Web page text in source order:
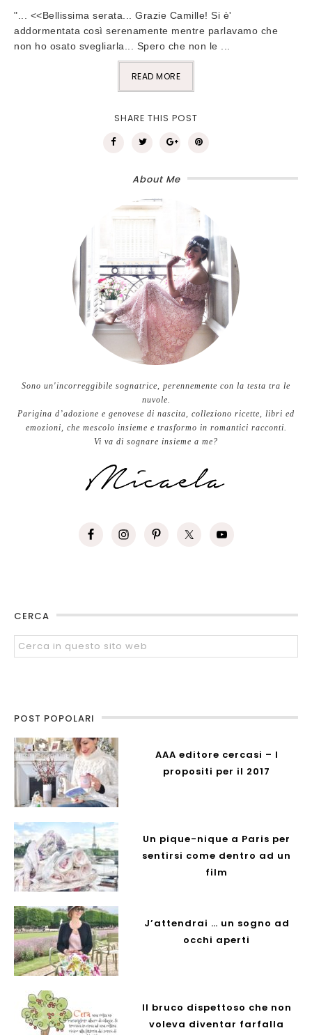
"... <<Bellissima serata... Grazie Camille! Si è'
addormentata così serenamente mentre parlavamo che
non ho osato svegliarla... Spero che non le ...
READ MORE
SHARE THIS POST
About Me
Sono un'incorreggibile sognatrice, perennemente con la testa tra le
nuvole.
Parigina d’adozione e genovese di nascita, colleziono ricette, libri ed
emozioni, che mescolo insieme e trasformo in romantici racconti.
Vi va di sognare insieme a me?
CERCA
POST POPOLARI
AAA editore cercasi – I
propositi per il 2017
Un pique-nique a Paris per
sentirsi come dentro ad un
film
J’attendrai … un sogno ad
occhi aperti
Il bruco dispettoso che non
voleva diventar farfalla